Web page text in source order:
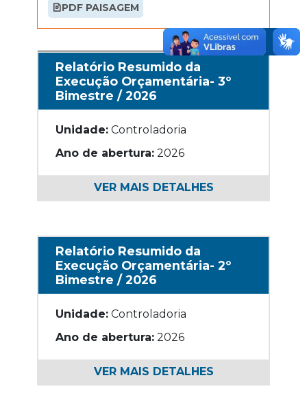
PDF PAISAGEM
Relatório Resumido da
Execução Orçamentária- 3º
Bimestre / 2026
Unidade: Controladoria
Ano de abertura: 2026
VER MAIS DETALHES
Relatório Resumido da
Execução Orçamentária- 2º
Bimestre / 2026
Unidade: Controladoria
Ano de abertura: 2026
VER MAIS DETALHES